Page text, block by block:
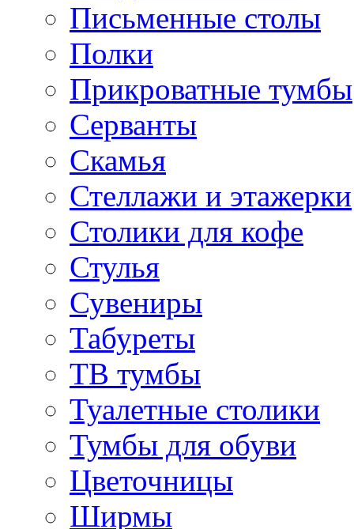
Письменные столы
Полки
Прикроватные тумбы
Серванты
Скамья
Стеллажи и этажерки
Столики для кофе
Стулья
Сувениры
Табуреты
ТВ тумбы
Туалетные столики
Тумбы для обуви
Цветочницы
Ширмы